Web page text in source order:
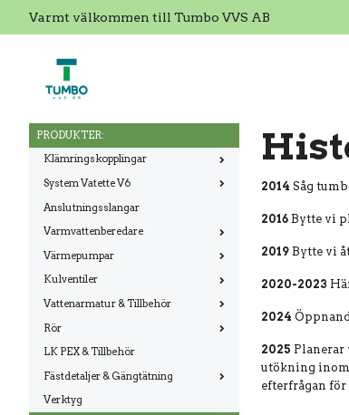
Varmt välkommen till Tumbo VVS AB
PRODUKTER:
Klämringskopplingar
System Vatette V6
Anslutningsslangar
Varmvattenberedare
Värmepumpar
Kulventiler
Vattenarmatur & Tillbehör
Rör
LK PEX & Tillbehör
Fästdetaljer & Gängtätning
Verktyg
2014 Såg
2016 Bytte vi
2019 Bytte vi
2020-2023
2024
2025 Planerar
utökning inom
efterfrågan